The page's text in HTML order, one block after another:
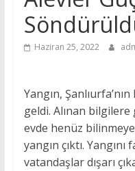
Haziran 25, 2022
Yangın,
geldi. Alınan
evde henüz
yangın çıktı.
vatandaşlar dışarı